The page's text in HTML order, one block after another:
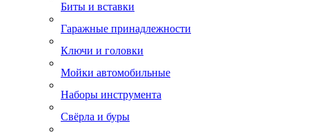
Биты и вставки
Гаражные принадлежности
Ключи и головки
Мойки автомобильные
Наборы инструмента
Свёрла и буры